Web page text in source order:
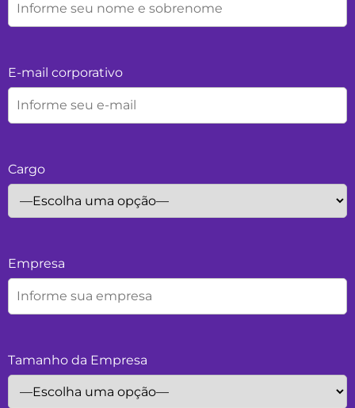
E-mail corporativo
Cargo
Empresa
Tamanho da Empresa